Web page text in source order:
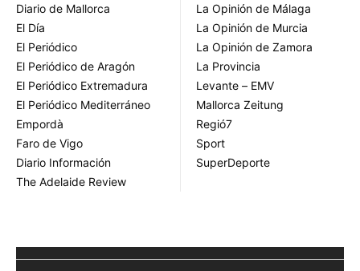
Diario de Mallorca
El Día
El Periódico
El Periódico de Aragón
El Periódico Extremadura
El Periódico Mediterráneo
Empordà
Faro de Vigo
Diario Información
The Adelaide Review
La Opinión de Málaga
La Opinión de Murcia
La Opinión de Zamora
La Provincia
Levante – EMV
Mallorca Zeitung
Regió7
Sport
SuperDeporte